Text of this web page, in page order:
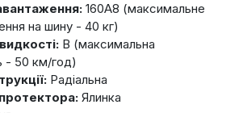
160A8 (максимальне
на шину - 40 кг)
B (максимальна
- 50 км/год)
Радіальна
Ялинка